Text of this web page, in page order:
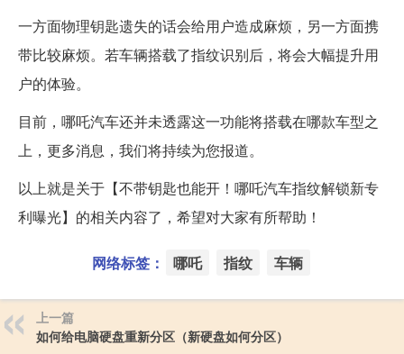
一方面物理钥匙遗失的话会给用户造成麻烦，另一方面携
带比较麻烦。若车辆搭载了指纹识别后，将会大幅提升用
户的体验。
目前，哪吒汽车还并未透露这一功能将搭载在哪款车型之
上，更多消息，我们将持续为您报道。
以上就是关于【不带钥匙也能开！哪吒汽车指纹解锁新专
利曝光】的相关内容了，希望对大家有所帮助！
网络标签： 哪吒 指纹 车辆
上一篇
如何给电脑硬盘重新分区（新硬盘如何分区）